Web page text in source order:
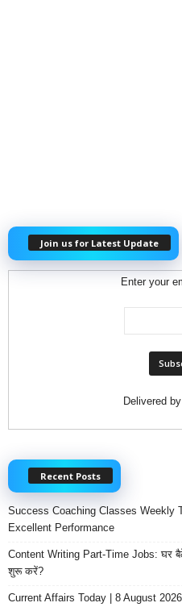
Join us for Latest Update
Enter your
Delivered by
Recent Posts
Success Coaching Classes Weekly
Excellent Performance
Content Writing Part-Time Jobs: घर बैठे
शुरू करें?
Current Affairs Today | 8 August